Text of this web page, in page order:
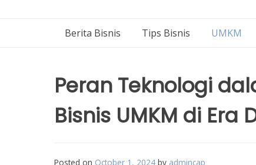
Berita Bisnis Tips Bisnis UMKM
Peran Teknologi
Bisnis UMKM di Era
Posted on October 1, 2024 by admincap